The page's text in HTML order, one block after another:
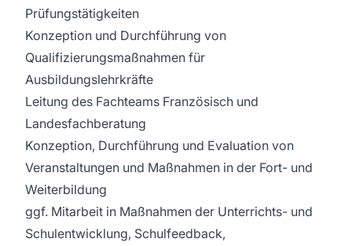
Prüfungstätigkeiten
Konzeption und Durchführung von
Qualifizierungsmaßnahmen für
Ausbildungslehrkräfte
Leitung des Fachteams Französisch und
Landesfachberatung
Konzeption, Durchführung und Evaluation von
Veranstaltungen und Maßnahmen in der Fort- und
Weiterbildung
ggf. Mitarbeit in Maßnahmen der Unterrichts- und
Schulentwicklung, Schulfeedback,